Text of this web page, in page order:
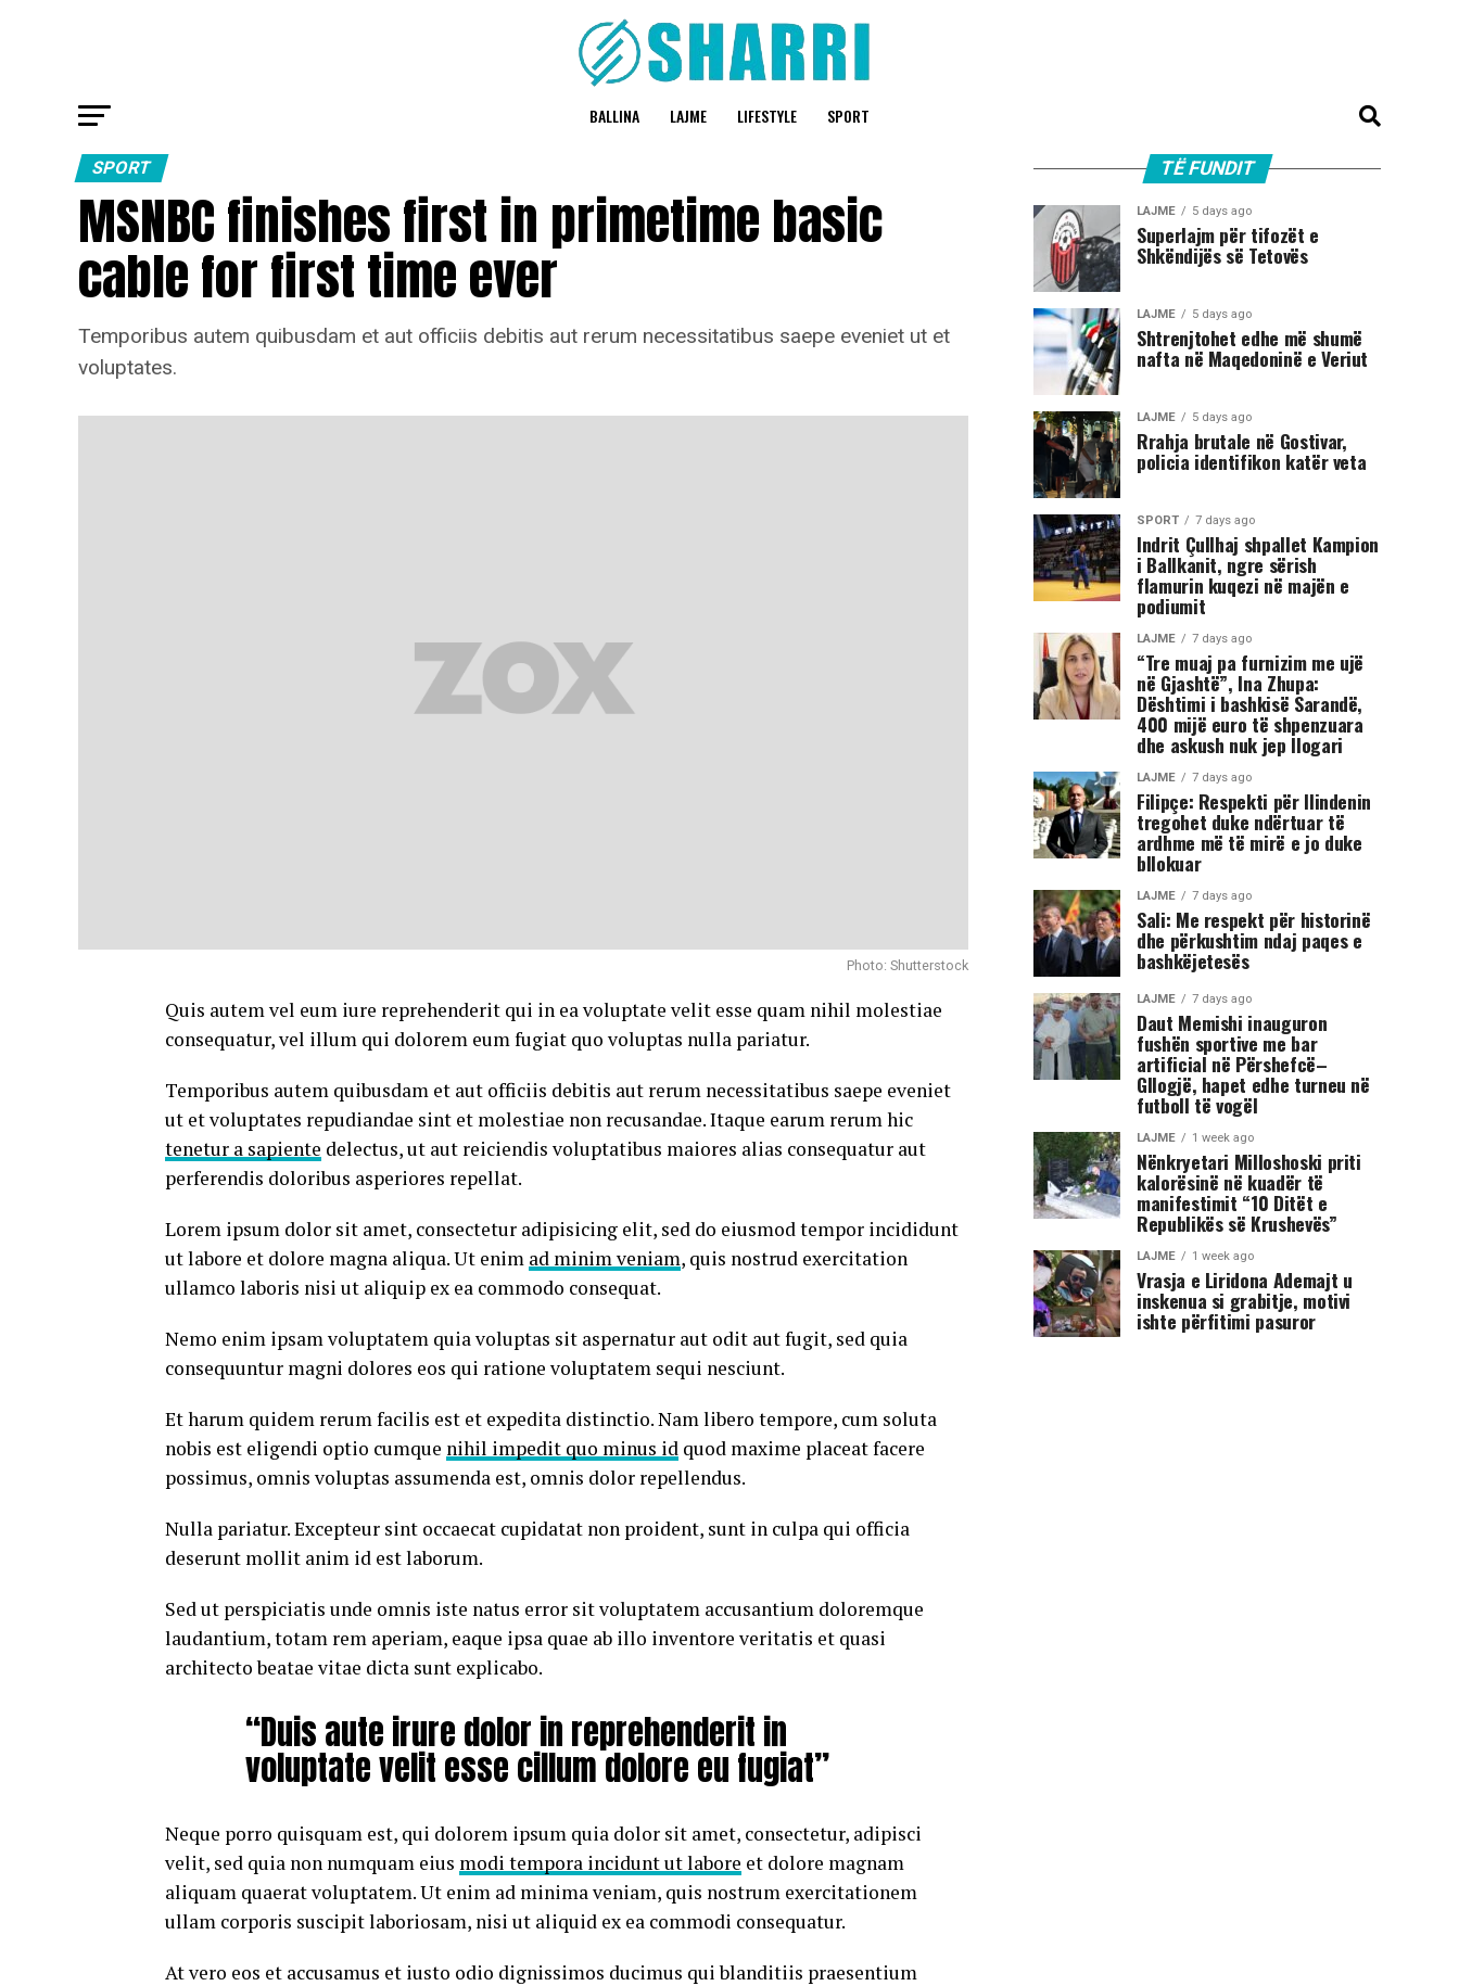
BALLINA LAJME LIFESTYLE SPORT
SPORT
MSNBC finishes first in primetime basic
cable for first time ever
Temporibus autem quibusdam et aut officiis debitis aut rerum necessitatibus saepe eveniet ut et
voluptates.
Photo: Shutterstock
Quis autem vel eum iure reprehenderit qui in ea voluptate velit esse quam nihil molestiae
consequatur, vel illum qui dolorem eum fugiat quo voluptas nulla pariatur.
Temporibus autem quibusdam et aut officiis debitis aut rerum necessitatibus saepe eveniet
ut et voluptates repudiandae sint et molestiae non recusandae. Itaque earum rerum hic
tenetur a sapiente delectus, ut aut reiciendis voluptatibus maiores alias consequatur aut
perferendis doloribus asperiores repellat.
Lorem ipsum dolor sit amet, consectetur adipisicing elit, sed do eiusmod tempor incididunt
ut labore et dolore magna aliqua. Ut enim ad minim veniam, quis nostrud exercitation
ullamco laboris nisi ut aliquip ex ea commodo consequat.
Nemo enim ipsam voluptatem quia voluptas sit aspernatur aut odit aut fugit, sed quia
consequuntur magni dolores eos qui ratione voluptatem sequi nesciunt.
Et harum quidem rerum facilis est et expedita distinctio. Nam libero tempore, cum soluta
nobis est eligendi optio cumque nihil impedit quo minus id quod maxime placeat facere
possimus, omnis voluptas assumenda est, omnis dolor repellendus.
Nulla pariatur. Excepteur sint occaecat cupidatat non proident, sunt in culpa qui officia
deserunt mollit anim id est laborum.
Sed ut perspiciatis unde omnis iste natus error sit voluptatem accusantium doloremque
laudantium, totam rem aperiam, eaque ipsa quae ab illo inventore veritatis et quasi
architecto beatae vitae dicta sunt explicabo.
“Duis aute irure dolor in reprehenderit in
voluptate velit esse cillum dolore eu fugiat”
Neque porro quisquam est, qui dolorem ipsum quia dolor sit amet, consectetur, adipisci
velit, sed quia non numquam eius modi tempora incidunt ut labore et dolore magnam
aliquam quaerat voluptatem. Ut enim ad minima veniam, quis nostrum exercitationem
ullam corporis suscipit laboriosam, nisi ut aliquid ex ea commodi consequatur.
At vero eos et accusamus et iusto odio dignissimos ducimus qui blanditiis praesentium
TË FUNDIT
LAJME 5 days ago
Superlajm për tifozët e
Shkëndijës së Tetovës
LAJME 5 days ago
Shtrenjtohet edhe më shumë
nafta në Maqedoninë e Veriut
LAJME 5 days ago
Rrahja brutale në Gostivar,
policia identifikon katër veta
SPORT 7 days ago
Indrit Çullhaj shpallet Kampion
i Ballkanit, ngre sërish
flamurin kuqezi në majën e
podiumit
LAJME 7 days ago
“Tre muaj pa furnizim me ujë
në Gjashtë”, Ina Zhupa:
Dështimi i bashkisë Sarandë,
400 mijë euro të shpenzuara
dhe askush nuk jep llogari
LAJME 7 days ago
Filipçe: Respekti për Ilindenin
tregohet duke ndërtuar të
ardhme më të mirë e jo duke
bllokuar
LAJME 7 days ago
Sali: Me respekt për historinë
dhe përkushtim ndaj paqes e
bashkëjetesës
LAJME 7 days ago
Daut Memishi inauguron
fushën sportive me bar
artificial në Përshefcë–
Gllogjë, hapet edhe turneu në
futboll të vogël
LAJME 1 week ago
Nënkryetari Milloshoski priti
kalorësinë në kuadër të
manifestimit “10 Ditët e
Republikës së Krushevës”
LAJME 1 week ago
Vrasja e Liridona Ademajt u
inskenua si grabitje, motivi
ishte përfitimi pasuror